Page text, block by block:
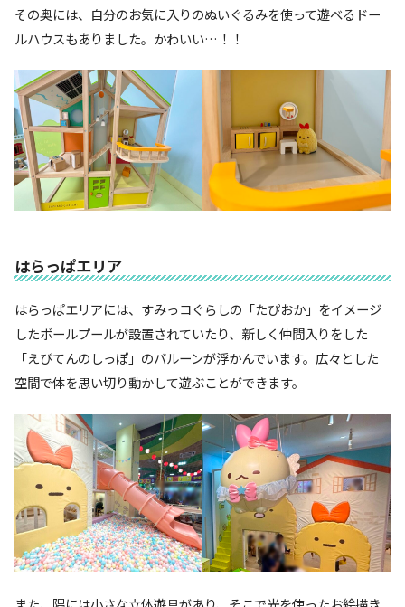
その奥には、自分のお気に入りのぬいぐるみを使って遊べるドー
ルハウスもありました。かわいい…！！
はらっぱエリア
はらっぱエリアには、すみっコぐらしの「たぴおか」をイメージ
したボールプールが設置されていたり、新しく仲間入りをした
「えびてんのしっぽ」のバルーンが浮かんでいます。広々とした
空間で体を思い切り動かして遊ぶことができます。